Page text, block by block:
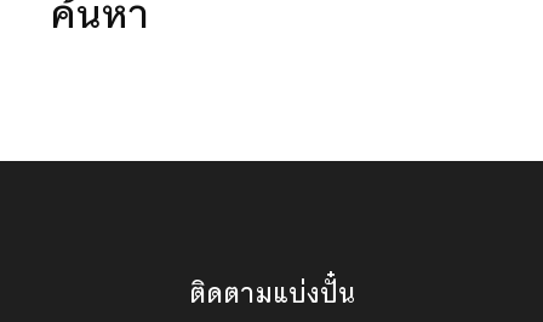
ค้นหา
ติดตามแบ่งปั๋น